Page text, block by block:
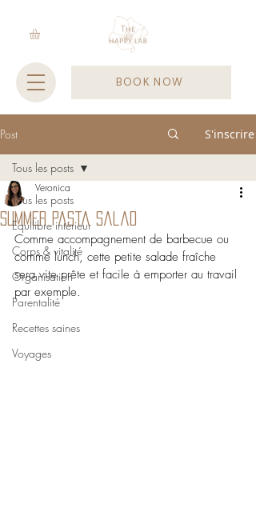
BOOK NOW
Post S'inscrire
Tous les posts
Equilibre intérieur
Corps & vitalité
Organisation
Parentalité
Recettes saines
Voyages
Tous les posts
Summer pasta salad
Veronica
Comme accompagnement de barbecue ou
comme lunch, cette petite salade fraîche
sera vite prête et facile à emporter au travail
par exemple.